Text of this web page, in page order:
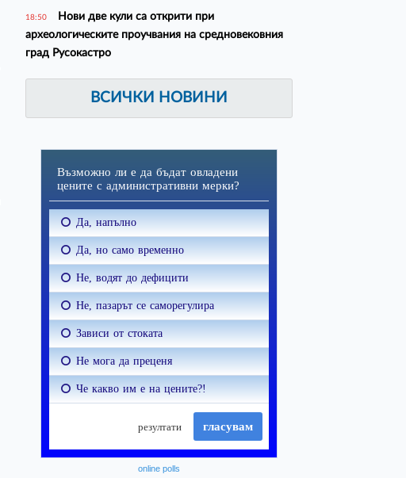
18:50
Нови две кули са открити при
археологическите проучвания на средновековния
град Русокастро
ВСИЧКИ НОВИНИ
online polls